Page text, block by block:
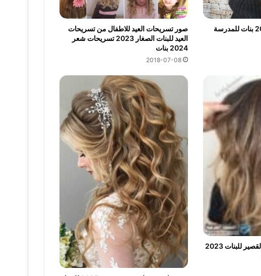
تسريحات بنات شعر 2025 بنات للمدرسة
صور تسريحات العيد للاطفال من تسريحات
العيد للبنات الصغار 2023 تسريحات شعر
2024 بنات
2018-07-08
تسريحات قصات للشعر القصير للبنات 2023